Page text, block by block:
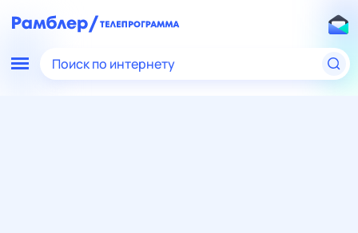
Поиск по интернету